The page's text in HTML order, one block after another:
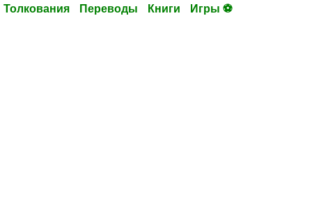
Толкования Переводы Книги Игры ⚽